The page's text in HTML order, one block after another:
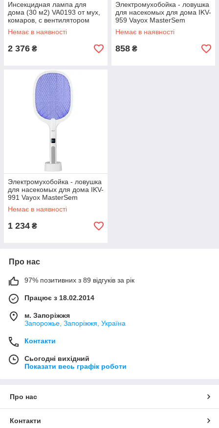
Инсекцидная лампа для
дома (30 м2) VA0193 от мух,
комаров, с вентилятором
MasterSem MasterSem
Немає в наявності
2 376 ₴
Электромухобойка - ловушка
для насекомых для дома IKV-
959 Vayox MasterSem
MasterSem
Немає в наявності
858 ₴
Электромухобойка - ловушка
для насекомых для дома IKV-
991 Vayox MasterSem
MasterSem
Немає в наявності
1 234 ₴
Про нас
97% позитивних з 89 відгуків за рік
Працює з 18.02.2014
м. Запоріжжя
Запорожье, Запоріжжя, Україна
Контакти
Сьогодні вихідний
Показати весь графік роботи
Про нас
Контакти